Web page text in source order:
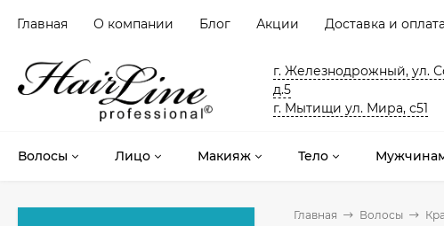
Главная О компании Блог Акции Доставка и оплата
г. Железнодрожный, ул.
д.5
г. Мытищи ул. Мира, с51
Волосы Лицо Макияж Тело
Главная Волосы